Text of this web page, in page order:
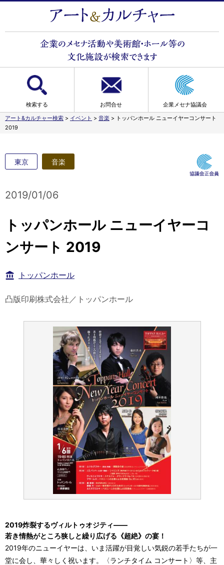
検索する お問合せ
企業メセナ協議会
アート&カルチャー検索 > イベント > 音楽 > トッパンホール ニューイヤーコンサート
2019
東京 音楽
2019/01/06
トッパンホール ニューイヤーコ
ンサート 2019
トッパンホール
凸版印刷株式会社／トッパンホール
2019炸裂するヴィルトゥオジティ――
若き情熱がところ狭しと繰り広げる《超絶》の宴！
2019年のニューイヤーは、いま活躍が目覚しい気鋭の若手たちが一
堂に会し、華々しく祝います。〈ランチタイム コンサート〉等、主